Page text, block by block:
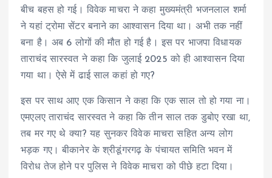
बीच बहस हो गई। विवेक माचरा ने कहा मुख्यमंत्री भजनलाल शर्मा
ने यहां ट्रोमा सेंटर बनाने का आश्वासन दिया था। अभी तक नहीं
बना है। अब 6 लोगों की मौत हो गई है। इस पर भाजपा विधायक
ताराचंद सारस्वत ने कहा कि जुलाई 2025 को ही आश्वासन दिया
गया था। ऐसे में ढाई साल कहां हो गए?
इस पर साथ आए एक किसान ने कहा कि एक साल तो हो गया ना।
एमएलए ताराचंद सारस्वत ने कहा कि तीन साल तक डुबोए रखा था,
तब मर गए थे क्या? यह सुनकर विवेक माचरा सहित अन्य लोग
भड़क गए। बीकानेर के श्रीडूंगरगढ़ के पंचायत समिति भवन में
विरोध तेज होने पर पुलिस ने विवेक माचरा को पीछे हटा दिया।